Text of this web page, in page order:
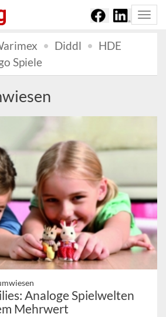
Diddl
HDE
Spiele
Analoge Spielwelten
Mehrwert